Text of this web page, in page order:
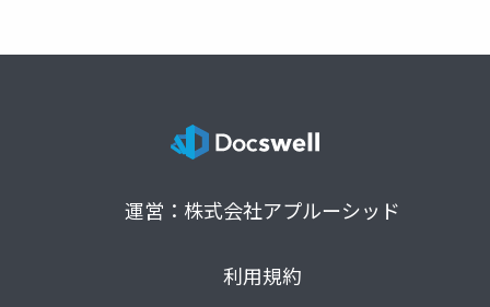
運営：株式会社アプルーシッド
利用規約